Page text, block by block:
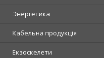
Энергетика
Кабельна продукція
Екзоскелети